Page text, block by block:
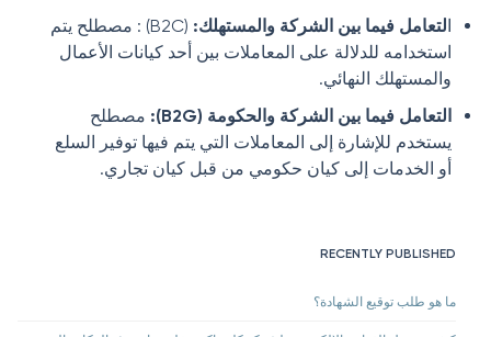
RECENTLY PUBLISHED
ما هو طلب توقيع الشهادة؟
التعامل فيما بين الشركة والمستهلك:
(B2C) : مصطلح يتم
استخدامه للدلالة على المعاملات بين أحد كيانات الأعمال
والمستهلك النهائي.
التعامل فيما بين الشركة والحكومة (B2G):
مصطلح
يستخدم للإشارة إلى المعاملات التي يتم فيها توفير السلع
أو الخدمات إلى كيان حكومي من قبل كيان تجاري.